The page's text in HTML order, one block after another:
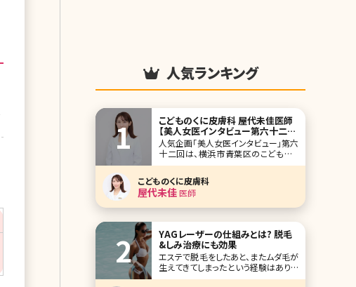
人気ランキング
こどものくに皮膚科 屋代未佳医師
【美人女医インタビュー第六十二
回】
人気企画「美人女医インタビュー」第六
十二回は、横浜市青葉区のこどものく
に皮膚科の屋代未佳（やしろみか）先
生です。 2000年開院の「こどものくに
皮膚科」は、地域に密着した診療で長
年多くの患者さんに愛されてきました。
皮膚科専門医で、美肌が印象的な屋代
こどものくに皮膚科
屋代未佳医師
YAGレーザーの仕組みとは? 脱毛
&しみ治療にも効果
エステで脱毛をしたあと、またムダ毛が
生えてきてしまったという経験はありま
せんか?脱毛効果の高さを求めるなら、